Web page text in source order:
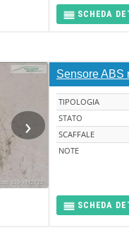
SCHEDA
›
Sensore ABS
TIPOLOGIA
STATO
SCAFFALE
NOTE
SCHEDA